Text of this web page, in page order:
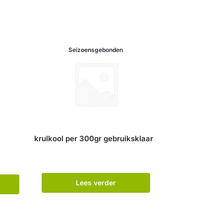
Seizoensgebonden
krulkool per 300gr gebruiksklaar
Lees verder